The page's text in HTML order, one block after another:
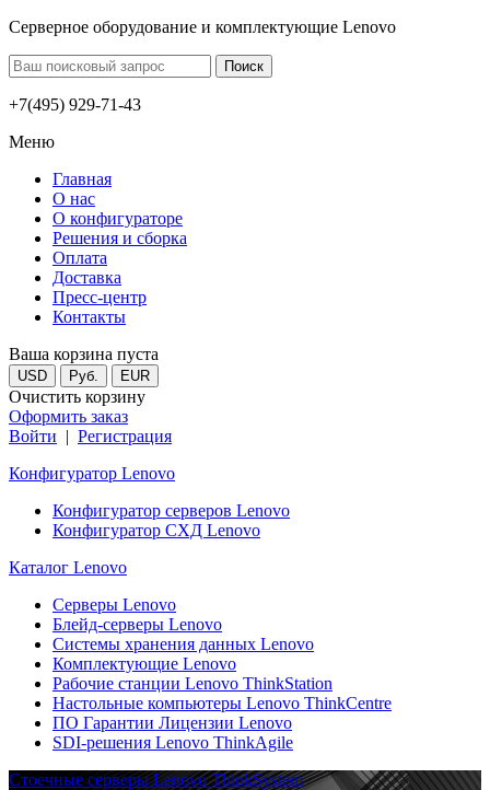
Серверное оборудование и комплектующие Lenovo
+7(495) 929-71-43
Меню
Главная
О нас
О конфигураторе
Решения и сборка
Оплата
Доставка
Пресс-центр
Контакты
Ваша корзина пуста
USD Руб. EUR
Очистить корзину
Оформить заказ
Войти | Регистрация
Конфигуратор Lenovo
Конфигуратор серверов Lenovo
Конфигуратор СХД Lenovo
Каталог Lenovo
Серверы Lenovo
Блейд-серверы Lenovo
Системы хранения данных Lenovo
Комплектующие Lenovo
Рабочие станции Lenovo ThinkStation
Настольные компьютеры Lenovo ThinkCentre
ПО Гарантии Лицензии Lenovo
SDI-решения Lenovo ThinkAgile
Стоечные серверы Lenovo ThinkSystem